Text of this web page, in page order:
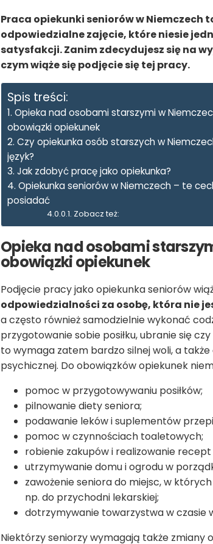
Praca opiekunki seniorów w Niemczech
odpowiedzialne zajęcie, które niesie
satysfakcji. Zanim zdecydujesz się na
czym wiąże się podjęcie się tej pracy.
Spis treści:
Opieka nad osobami starszymi w
obowiązki opiekunek
Czy opiekunka osób starszych w
język?
Jak zdobyć pracę jako opiekunka?
Opiekunka seniorów w Niemczech – te
posiadać
Zobacz też:
Opieka nad osobami
obowiązki opiekunek
Podjęcie pracy jako opiekunka seniorów
odpowiedzialności za osobę, która nie
a często również samodzielnie wykonać
przygotowanie sobie posiłku, ubranie się
to wymaga zatem bardzo silnej woli, a
psychicznej. Do obowiązków opiekunek
pomoc w przygotowywaniu posiłków;
pilnowanie diety seniora;
podawanie leków i suplementów
pomoc w czynnościach toaletowych;
robienie zakupów i realizowanie
utrzymywanie domu i ogrodu w
zawożenie seniora do miejsc, w
np. do przychodni lekarskiej;
dotrzymywanie towarzystwa w czasie
Niektórzy seniorzy wymagają także zmiany